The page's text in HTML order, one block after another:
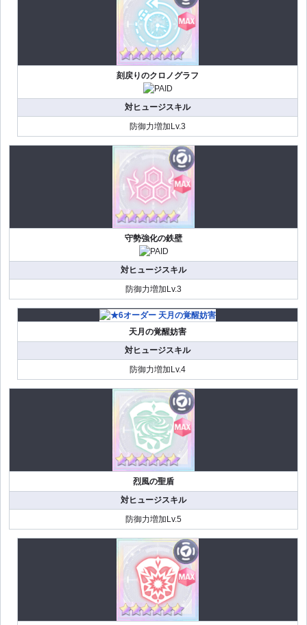
刻戻りのクロノグラフ
対ヒュージスキル
防御力増加Lv.3
守勢強化の鉄壁
対ヒュージスキル
防御力増加Lv.3
天月の覚醒妨害
対ヒュージスキル
防御力増加Lv.4
烈風の聖盾
対ヒュージスキル
防御力増加Lv.5